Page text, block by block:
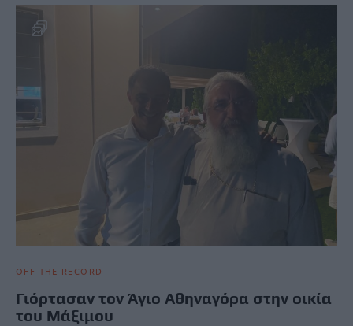
OFF THE RECORD
Γιόρτασαν τον Άγιο Αθηναγόρα στην οικία
του Μάξιμου